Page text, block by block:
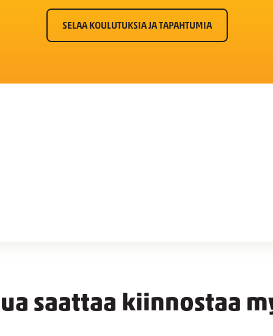
SELAA KOULUTUKSIA JA TAPAHTUMIA
saattaa kiinnostaa